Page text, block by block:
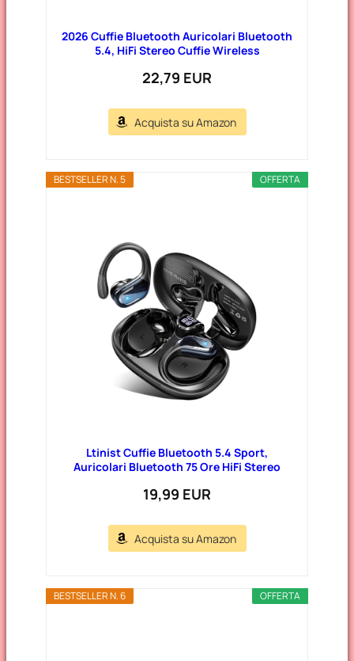
2026 Cuffie Bluetooth Auricolari Bluetooth
5.4, HiFi Stereo Cuffie Wireless
22,79 EUR
Acquista su Amazon
OFFERTA
BESTSELLER N. 5
Ltinist Cuffie Bluetooth 5.4 Sport,
Auricolari Bluetooth 75 Ore HiFi Stereo
19,99 EUR
Acquista su Amazon
OFFERTA
BESTSELLER N. 6